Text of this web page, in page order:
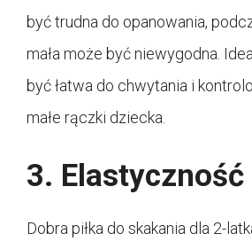
być trudna do opanowania,
mała może być niewygodna.
być łatwa do chwytania i
małe rączki dziecka.
3. Elastyczność
Dobra piłka do skakania dla 2-